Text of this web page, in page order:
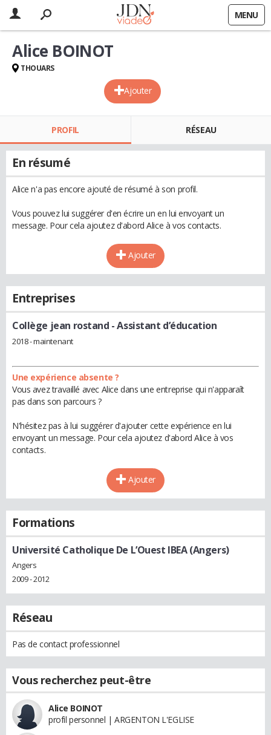
MENU
Ajouter
Alice BOINOT
THOUARS
PROFIL RÉSEAU
En résumé
Alice n'a pas encore ajouté de résumé à son profil.
Vous pouvez lui suggérer d'en écrire un en lui envoyant un
message. Pour cela ajoutez d'abord Alice à vos contacts.
Ajouter
Entreprises
Collège jean rostand - Assistant d’éducation
2018 - maintenant
Une expérience absente ?
Vous avez travaillé avec Alice dans une entreprise qui n'apparaît
pas dans son parcours ?
N'hésitez pas à lui suggérer d'ajouter cette expérience en lui
envoyant un message. Pour cela ajoutez d'abord Alice à vos
contacts.
Ajouter
Formations
Université Catholique De L’Ouest IBEA (Angers)
Angers
2009 - 2012
Réseau
Pas de contact professionnel
Vous recherchez peut-être
Alice BOINOT
profil personnel | ARGENTON L'EGLISE